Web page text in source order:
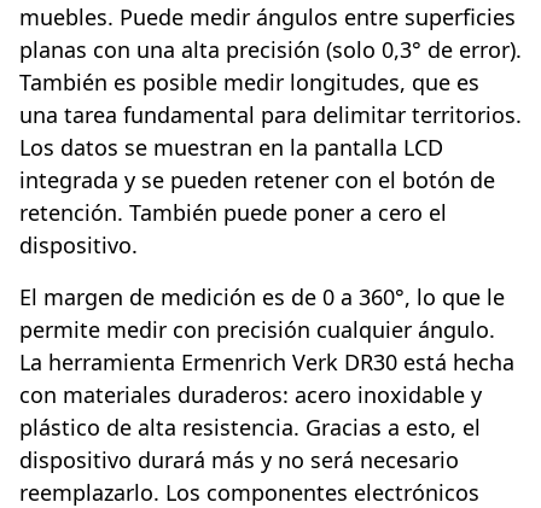
muebles. Puede medir ángulos entre superficies
planas con una alta precisión (solo 0,3° de error).
También es posible medir longitudes, que es
una tarea fundamental para delimitar territorios.
Los datos se muestran en la pantalla LCD
integrada y se pueden retener con el botón de
retención. También puede poner a cero el
dispositivo.
El margen de medición es de 0 a 360°, lo que le
permite medir con precisión cualquier ángulo.
La herramienta Ermenrich Verk DR30 está hecha
con materiales duraderos: acero inoxidable y
plástico de alta resistencia. Gracias a esto, el
dispositivo durará más y no será necesario
reemplazarlo. Los componentes electrónicos